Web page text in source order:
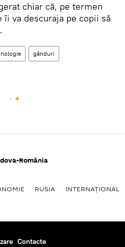
chiar că, pe termen
îi va descuraja pe copii să
gânduri
România
RUSIA INTERNAŢIONAL
Contacte